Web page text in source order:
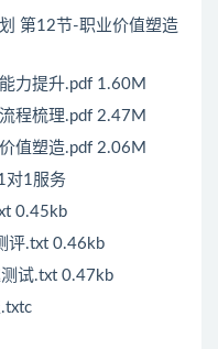
第12节-职业价值塑造
力提升.pdf 1.60M
程梳理.pdf 2.47M
值塑造.pdf 2.06M
对1服务
0.45kb
评.txt 0.46kb
试.txt 0.47kb